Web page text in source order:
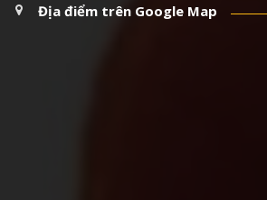
Địa điểm trên Google Map